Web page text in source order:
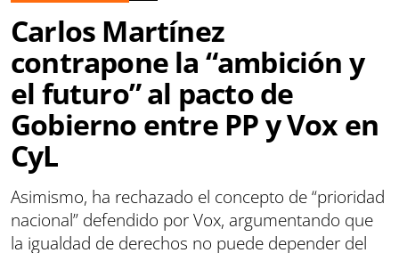
Carlos Martínez
contrapone la “ambición y
el futuro” al pacto de
Gobierno entre PP y Vox en
CyL
Asimismo, ha rechazado el concepto de “prioridad
nacional” defendido por Vox, argumentando que
la igualdad de derechos no puede depender del